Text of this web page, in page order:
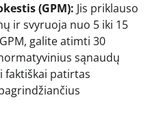
(GPM): Jis priklauso
ir svyruoja nuo 5 iki 15
galite atimti 30
sąnaudų
faktiškai patirtas